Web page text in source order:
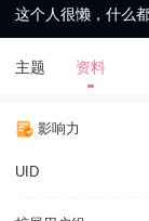
这个人很懒，什么
主题 资料
影响力
UID